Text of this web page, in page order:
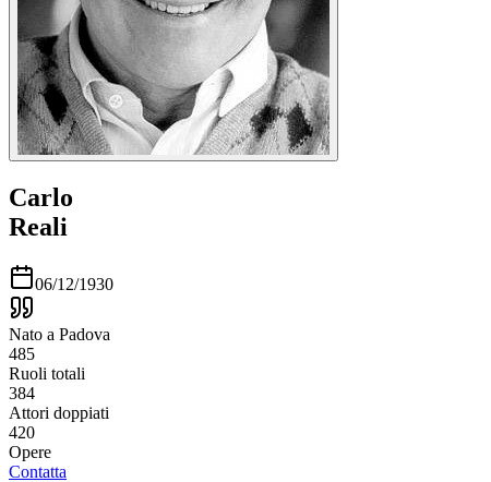
Carlo
Reali
06/12/1930
Nato a Padova
485
Ruoli totali
384
Attori doppiati
420
Opere
Contatta